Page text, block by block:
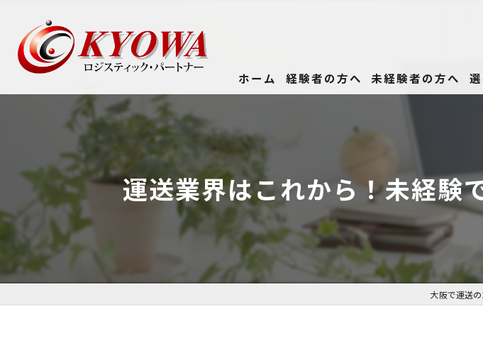
ホーム 経験者の方へ 未経験者の方へ
運送業界はこれから！未経験
大阪で運送